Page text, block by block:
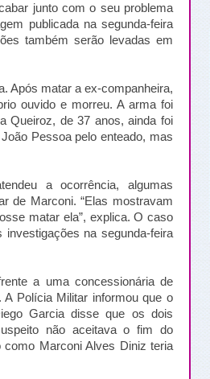
junto com o seu problema
publicada na segunda-feira
também serão levadas em
Após matar a ex-companheira,
ouvido e morreu. A arma foi
Queiroz, de 37 anos, ainda foi
Pessoa pelo enteado, mas
a ocorrência, algumas
de Marconi. “Elas mostravam
matar ela”, explica. O caso
na segunda-feira
a uma concessionária de
Polícia Militar informou que o
Garcia disse que os dois
não aceitava o fim do
como Marconi Alves Diniz teria